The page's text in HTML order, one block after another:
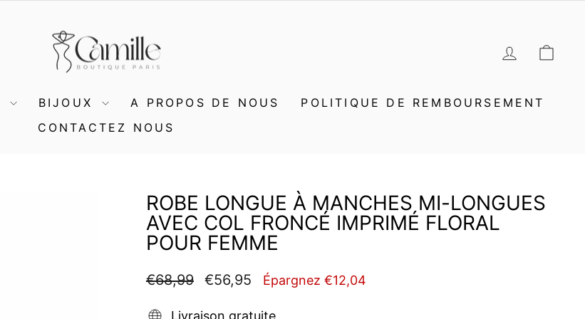
SE
BIJOUX A PROPOS DE NOUS
POLITIQUE DE REMBOURSEMENT
CONTACTEZ NOUS
ROBE LONGUE À MANCHES MI-LONGUES
AVEC COL FRONCÉ IMPRIMÉ FLORAL
POUR FEMME
Prix
€68,99
Prix
€56,95 Épargnez €12,04
Livraison gratuite